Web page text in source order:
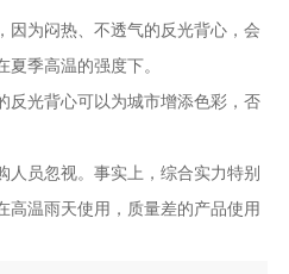
为闷热、不透气的反光背心，会
季高温的强度下。
光背心可以为城市增添色彩，否
员忽视。事实上，综合实力特别
高温雨天使用，质量差的产品使用